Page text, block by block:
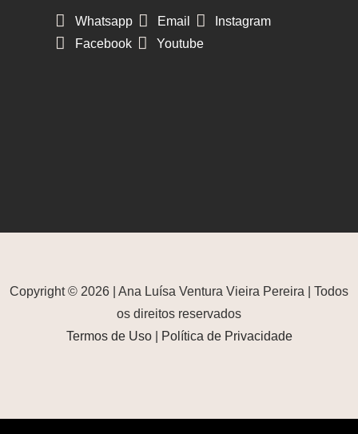
Whatsapp Email
Instagram
Facebook
Youtube
Copyright © 2026 | Ana Luísa Ventura Vieira Pereira | Todos
os direitos reservados
Termos de Uso| Política de Privacidade